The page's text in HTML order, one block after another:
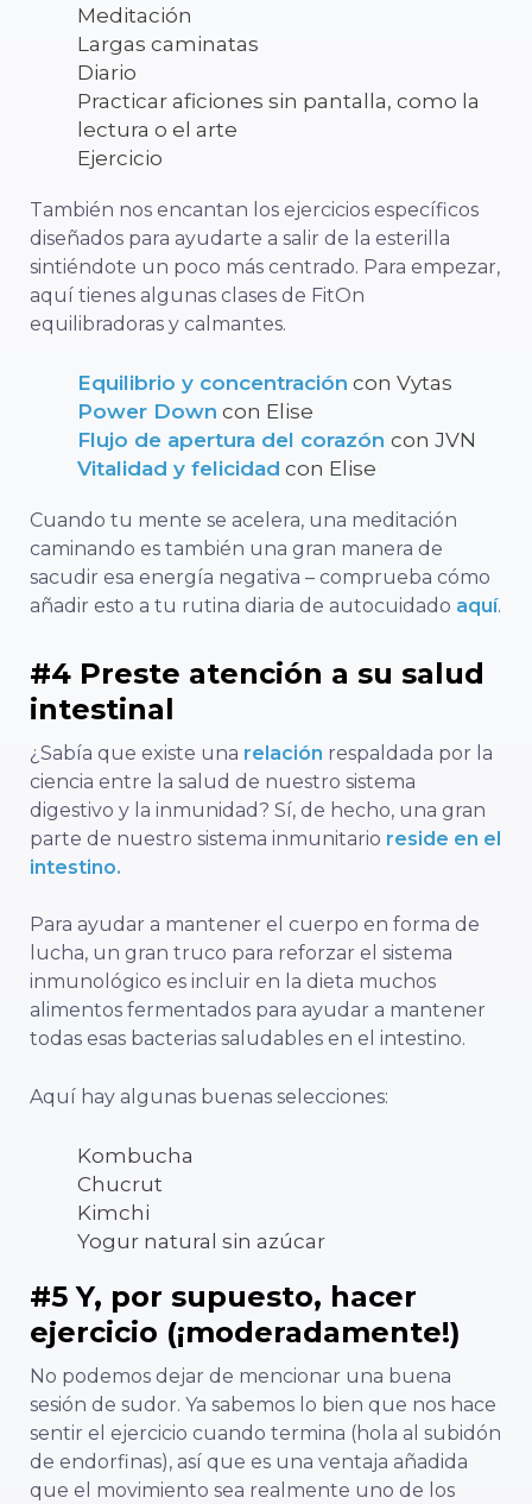
Meditación
Largas caminatas
Diario
Practicar aficiones sin pantalla, como la
lectura o el arte
Ejercicio
También nos encantan los ejercicios específicos
diseñados para ayudarte a salir de la esterilla
sintiéndote un poco más centrado. Para empezar,
aquí tienes algunas clases de FitOn
equilibradoras y calmantes.
Equilibrio y concentración con Vytas
Power Down con Elise
Flujo de apertura del corazón con JVN
Vitalidad y felicidad con Elise
Cuando tu mente se acelera, una meditación
caminando es también una gran manera de
sacudir esa energía negativa – comprueba cómo
añadir esto a tu rutina diaria de autocuidado aquí.
#4 Preste atención a su salud
intestinal
¿Sabía que existe una relación respaldada por la
ciencia entre la salud de nuestro sistema
digestivo y la inmunidad? Sí, de hecho, una gran
parte de nuestro sistema inmunitario reside en el
intestino.
Para ayudar a mantener el cuerpo en forma de
lucha, un gran truco para reforzar el sistema
inmunológico es incluir en la dieta muchos
alimentos fermentados para ayudar a mantener
todas esas bacterias saludables en el intestino.
Aquí hay algunas buenas selecciones:
Kombucha
Chucrut
Kimchi
Yogur natural sin azúcar
#5 Y, por supuesto, hacer
ejercicio (¡moderadamente!)
No podemos dejar de mencionar una buena
sesión de sudor. Ya sabemos lo bien que nos hace
sentir el ejercicio cuando termina (hola al subidón
de endorfinas), así que es una ventaja añadida
que el movimiento sea realmente uno de los